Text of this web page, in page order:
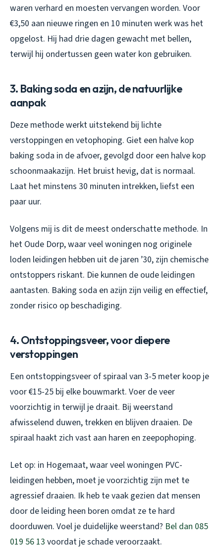
waren verhard en moesten vervangen worden. Voor
€3,50 aan nieuwe ringen en 10 minuten werk was het
opgelost. Hij had drie dagen gewacht met bellen,
terwijl hij ondertussen geen water kon gebruiken.
3. Baking soda en azijn, de natuurlijke
aanpak
Deze methode werkt uitstekend bij lichte
verstoppingen en vetophoping. Giet een halve kop
baking soda in de afvoer, gevolgd door een halve kop
schoonmaakazijn. Het bruist hevig, dat is normaal.
Laat het minstens 30 minuten intrekken, liefst een
paar uur.
Volgens mij is dit de meest onderschatte methode. In
het Oude Dorp, waar veel woningen nog originele
loden leidingen hebben uit de jaren ’30, zijn chemische
ontstoppers riskant. Die kunnen de oude leidingen
aantasten. Baking soda en azijn zijn veilig en effectief,
zonder risico op beschadiging.
4. Ontstoppingsveer, voor diepere
verstoppingen
Een ontstoppingsveer of spiraal van 3-5 meter koop je
voor €15-25 bij elke bouwmarkt. Voer de veer
voorzichtig in terwijl je draait. Bij weerstand
afwisselend duwen, trekken en blijven draaien. De
spiraal haakt zich vast aan haren en zeepophoping.
Let op: in Hogemaat, waar veel woningen PVC-
leidingen hebben, moet je voorzichtig zijn met te
agressief draaien. Ik heb te vaak gezien dat mensen
door de leiding heen boren omdat ze te hard
doorduwen. Voel je duidelijke weerstand? Bel dan 085
019 56 13 voordat je schade veroorzaakt.